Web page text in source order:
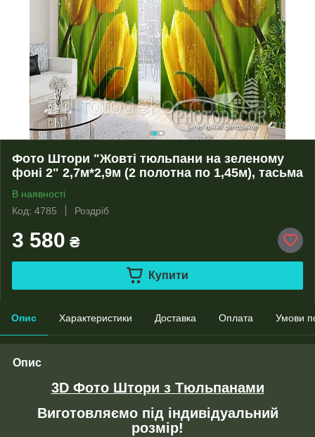
Фото Штори "Жовті тюльпани на зеленому
фоні 2" 2,7м*2,9м (2 полотна по 1,45м), тасьма
В наявності
Код: 4785
Роздріб
3 580 ₴
Купити
Опис Характеристики Доставка Оплата Умови
Опис
3D Фото Штори з Тюльпанами
Виготовляємо під індивідуальний
розмір!